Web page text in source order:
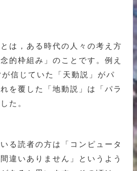
は，ある時代の人々の考え方
的枠組み」のことです。例え
信じていた「天動説」がパ
を覆した「地動説」は「パラ
た。
る読者の方は「コンピュータ
違いありません」というよう